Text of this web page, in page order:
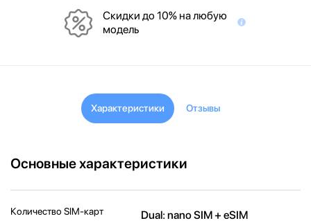
Скидки до 10% на любую
модель
Характеристики Отзывы
Основные характеристики
Количество SIM-карт Dual: nano SIM + eSIM